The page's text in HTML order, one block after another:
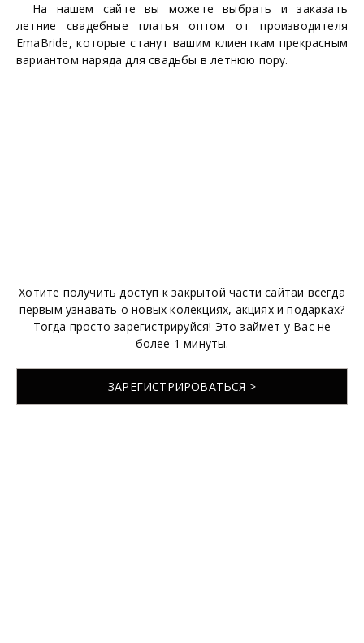
На нашем сайте вы можете выбрать и заказать
летние свадебные платья оптом от производителя
EmaBride, которые станут вашим клиенткам прекрасным
вариантом наряда для свадьбы в летнюю пору.
Хотите получить доступ к закрытой части сайтаи всегда
первым узнавать о новых колекциях, акциях и подарках?
Тогда просто зарегистрируйся! Это займет у Вас не
более 1 минуты.
ЗАРЕГИСТРИРОВАТЬСЯ >